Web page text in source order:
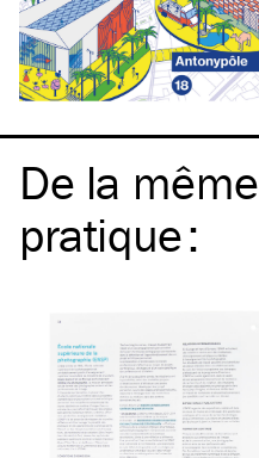
De la même
pratique: